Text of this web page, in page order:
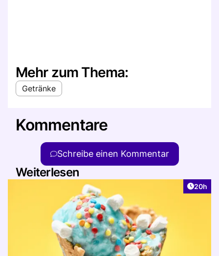
Mehr zum Thema:
Getränke
Kommentare
Schreibe einen Kommentar
Weiterlesen
Artikel
20h